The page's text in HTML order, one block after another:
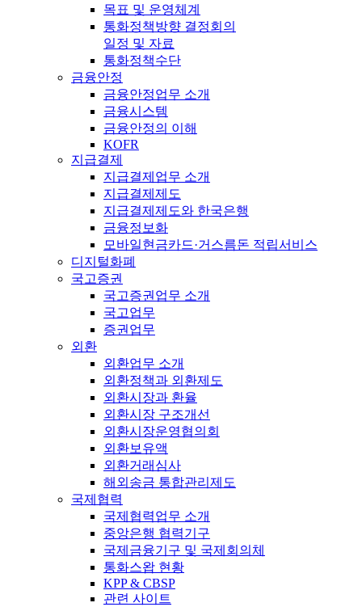
목표 및 운영체계
통화정책방향 결정회의
일정 및 자료
통화정책수단
금융안정
금융안정업무 소개
금융시스템
금융안정의 이해
KOFR
지급결제
지급결제업무 소개
지급결제제도
지급결제제도와 한국은행
금융정보화
모바일현금카드·거스름돈 적립서비스
디지털화폐
국고증권
국고증권업무 소개
국고업무
증권업무
외환
외환업무 소개
외환정책과 외환제도
외환시장과 환율
외환시장 구조개선
외환시장운영협의회
외환보유액
외환거래심사
해외송금 통합관리제도
국제협력
국제협력업무 소개
중앙은행 협력기구
국제금융기구 및 국제회의체
통화스왑 현황
KPP & CBSP
관련 사이트